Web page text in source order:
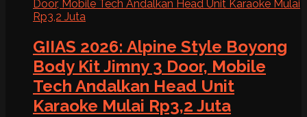
GIIAS 2026: Alpine Style Boyong
Body Kit Jimny 3 Door, Mobile
Tech Andalkan Head Unit
Karaoke Mulai Rp3,2 Juta